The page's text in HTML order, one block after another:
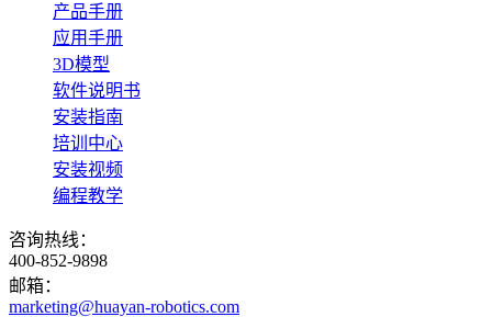
产品手册
应用手册
3D模型
软件说明书
安装指南
培训中心
安装视频
编程教学
咨询热线：
400-852-9898
邮箱：
marketing@huayan-robotics.com